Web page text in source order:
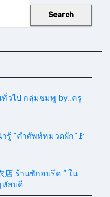
ไป กลุ่มชมพู by..ครู
“คำศัพท์หมวดผัก”🚩
ร้านซักอบรีด ” ใน
สบดี